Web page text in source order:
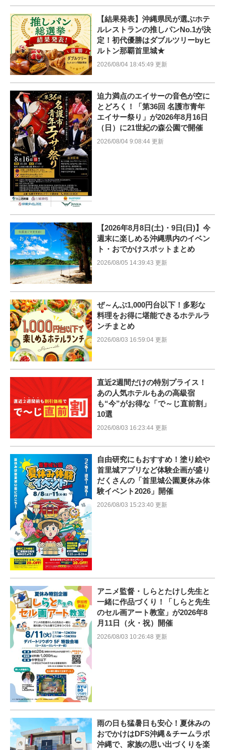
【結果発表】沖縄県民が選ぶホテ
ルレストランの推しパンNo.1が決
定！初代優勝はダブルツリーbyヒ
ルトン那覇首里城★
2026/08/04 18:45:49 更新
迫力満点のエイサーの音色が空に
とどろく！「第36回 名護市青年
エイサー祭り」が2026年8月16日
（日）に21世紀の森公園で開催
2026/08/04 9:08:44 更新
【2026年8月8日(土)・9日(日)】今
週末に楽しめる沖縄県内のイベン
ト・おでかけスポットまとめ
2026/08/05 14:39:43 更新
ぜ～んぶ1,000円台以下！多彩な
料理をお得に堪能できるホテルラ
ンチまとめ
2026/08/03 16:59:04 更新
直近2週間だけの特別プライス！
あの人気ホテルもあの高級宿
も“今”がお得な「で～じ直前割」
10選
2026/08/03 16:23:44 更新
自由研究にもおすすめ！塗り絵や
首里城アプリなど体験企画が盛り
だくさんの「首里城公園夏休み体
験イベント2026」開催
2026/08/03 15:23:40 更新
アニメ監督・しらとたけし先生と
一緒に作品づくり！「しらと先生
のセル画アート教室」が2026年8
月11日（火・祝）開催
2026/08/03 10:26:48 更新
雨の日も猛暑日も安心！夏休みの
おでかけはDFS沖縄＆チームラボ
沖縄で、家族の思い出づくりを楽